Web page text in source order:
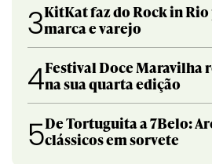
3KitKat faz do Rock in
marca e varejo
4Festival Doce Maravilha
na sua quarta edição
5De Tortuguita a 7Belo:
clássicos em sorvete